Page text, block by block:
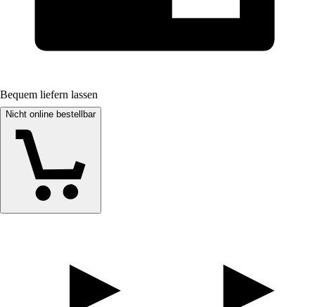
Bequem liefern lassen
Nicht online bestellbar